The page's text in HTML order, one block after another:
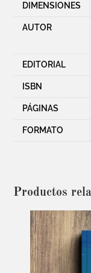
DIMENSIONES
AUTOR
EDITORIAL
ISBN
PÁGINAS
FORMATO
Productos